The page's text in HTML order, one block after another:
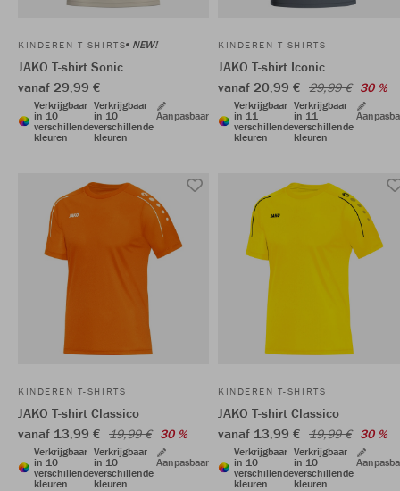
KINDEREN T-SHIRTS NEW!
JAKO T-shirt Sonic
vanaf 29,99 €
Verkrijgbaar
in 10
verschillende
kleuren
Verkrijgbaar
in 10
verschillende
kleuren
Aanpasbaar
KINDEREN T-SHIRTS
JAKO T-shirt Iconic
vanaf 20,99 € 29,99 € 30 %
Verkrijgbaar
in 11
verschillende
kleuren
Verkrijgbaar
in 11
verschillende
kleuren
KINDEREN T-SHIRTS
JAKO T-shirt Classico
vanaf 13,99 € 19,99 € 30 %
Verkrijgbaar
in 10
verschillende
kleuren
Verkrijgbaar
in 10
verschillende
kleuren
Aanpasbaar
KINDEREN T-SHIRTS
JAKO T-shirt Classico
vanaf 13,99 € 19,99 € 30 %
Verkrijgbaar
in 10
verschillende
kleuren
Verkrijgbaar
in 10
verschillende
kleuren